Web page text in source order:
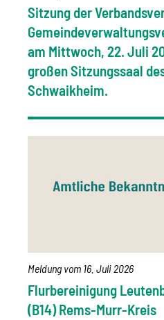
Sitzung der
am Mittwoch, 22. Juli
großen Sitzungssaal
Schwaikheim.
Meldung vom 16. Juli 2026
Flurbereinigung
(B14) Rems-Murr-Kreis